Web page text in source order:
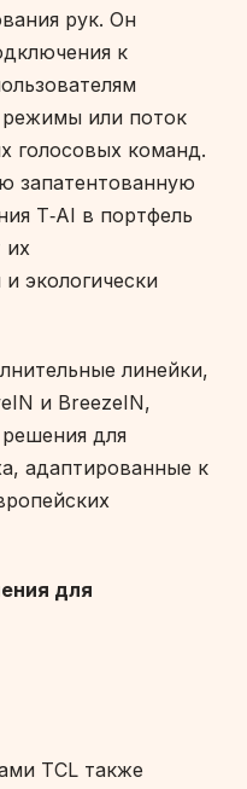
рук. Он
к
режимы или поток
голосовых команд.
запатентованную
T‑AI в портфель
их
экологически
линейки,
и BreezeIN,
для
адаптированные к
для
TCL также